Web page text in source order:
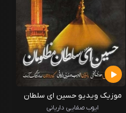
موزیک ویدیو حسین ای سلطان
مظلومان
ایوب صفایی داریانی